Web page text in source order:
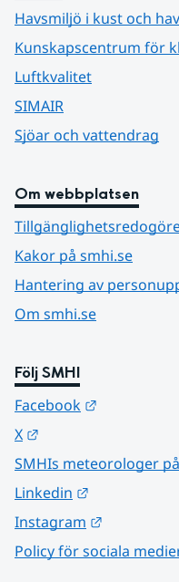
Havsmiljö i kust och hav
Kunskapscentrum för
Luftkvalitet
SIMAIR
Sjöar och vattendrag
Om webbplatsen
Kakor på smhi.se
Hantering av
Om smhi.se
Följ SMHI
Facebook
X
SMHIs meteorologer
Linkedin
Instagram
Policy för sociala